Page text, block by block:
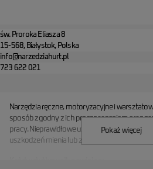
św. Proroka Eliasza 8
15-568, Białystok, Polska
info@narzedziahurt.pl
723 622 021
Narzędzia ręczne, motoryzacyjne i
sposób zgodny z ich przeznaczeniem oraz
pracy. Nieprawidłowe użytkowanie może
uszkodzeń mienia lub zagrożenia zdrowia.
Pokaż więcej
sekcji